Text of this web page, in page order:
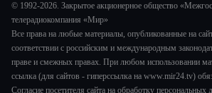
© 1992-2026. Закрытое акционерное общество
телерадиокомпания «Мир»
Все права на любые материалы, опубликованные на
соответствии с российским и международным
праве и смежных правах. При любом использовании
ссылка (для сайтов - гиперссылка на www.mir24.tv)
Согласие посетителя сайта на обработку персональных